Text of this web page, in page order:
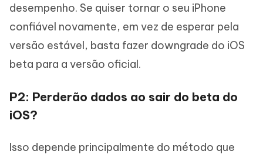
desempenho. Se quiser tornar o seu iPhone
confiável novamente, em vez de esperar pela
versão estável, basta fazer downgrade do iOS
beta para a versão oficial.
P2: Perderão dados ao sair do beta do
iOS?
Isso depende principalmente do método que